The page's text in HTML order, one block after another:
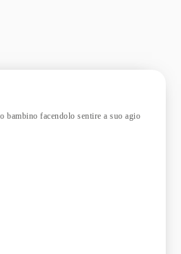
bambino facendolo sentire a suo agio